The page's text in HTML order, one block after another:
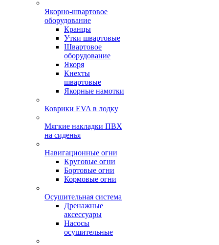
Якорно-швартовое
оборудование
Кранцы
Утки швартовые
Швартовое
оборудование
Якоря
Кнехты
швартовые
Якорные намотки
Коврики EVA в лодку
Мягкие накладки ПВХ
на сиденья
Навигационные огни
Круговые огни
Бортовые огни
Кормовые огни
Осушительная система
Дренажные
аксессуары
Насосы
осушительные